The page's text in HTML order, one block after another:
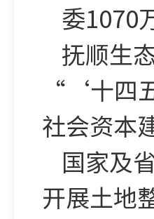
委1070
抚顺生
“‘十四
社会资本
国家及
开展土地